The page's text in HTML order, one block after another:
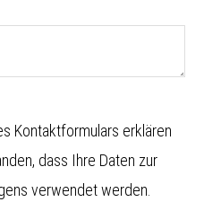
Kontaktformulars erklären
dass Ihre Daten zur
verwendet werden.